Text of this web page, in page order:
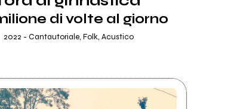
di volte al giorno
2022 - Cantautoriale, Folk, Acustico